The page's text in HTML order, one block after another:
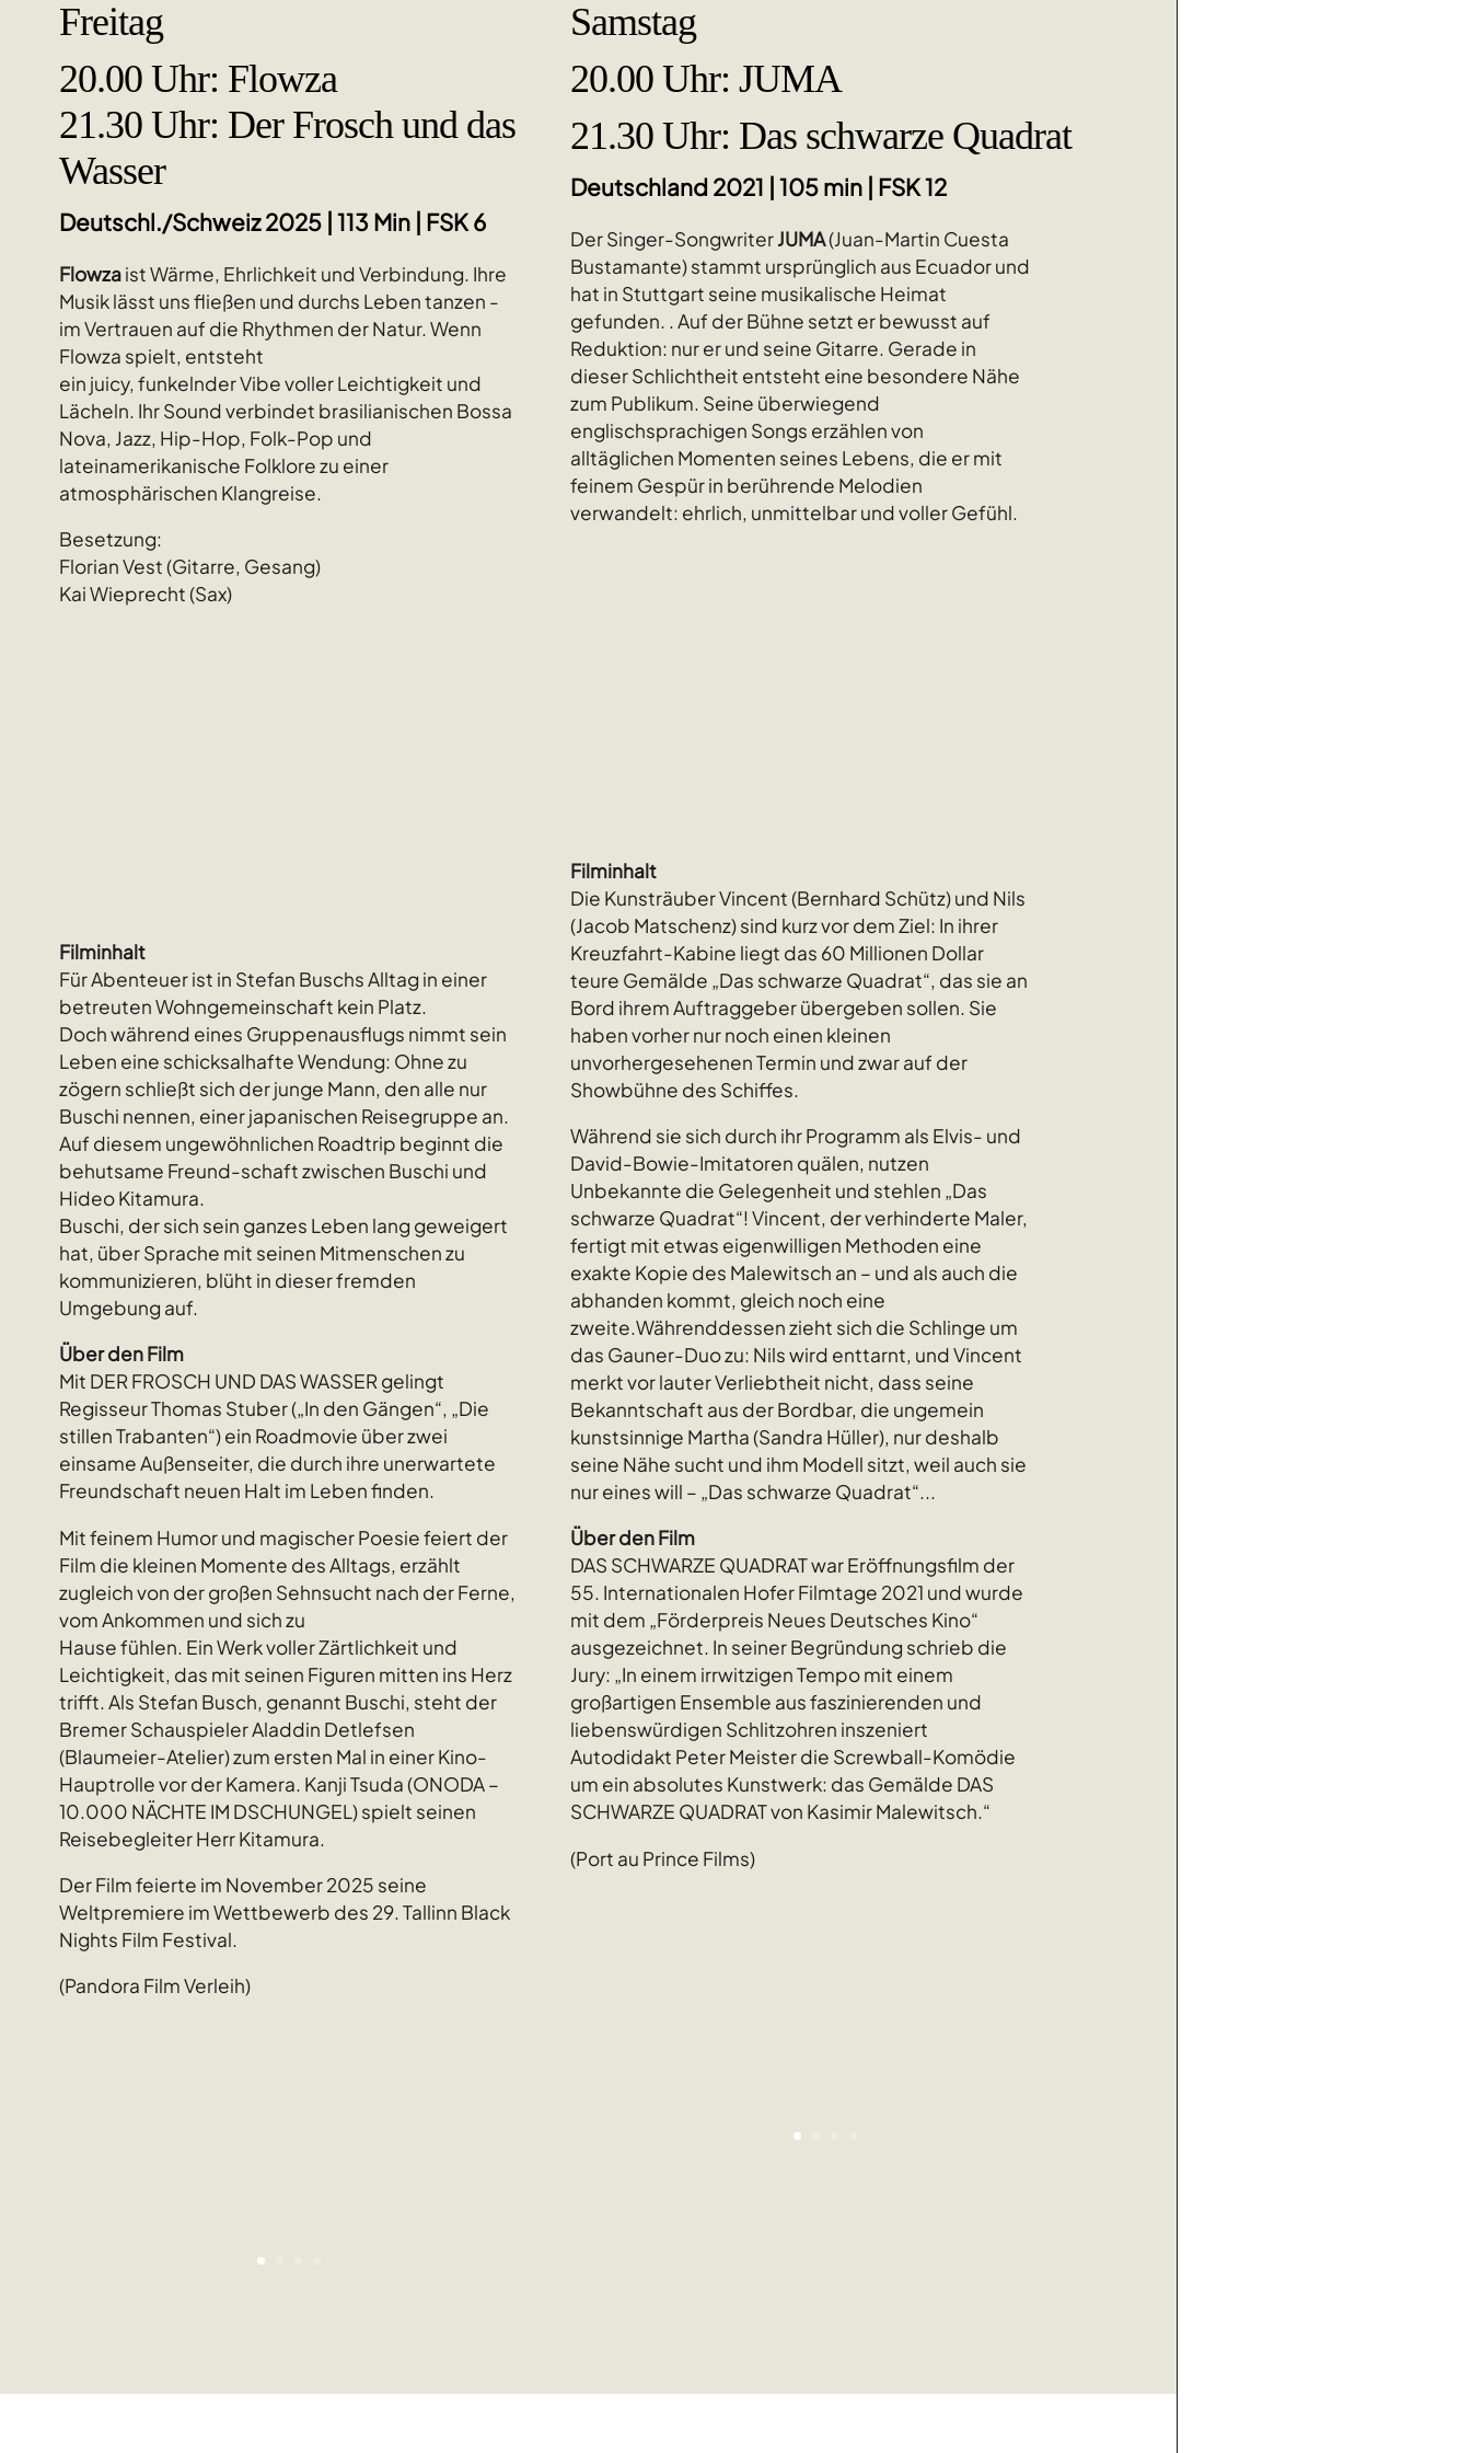
Freitag
20.00 Uhr: Flowza
21.30 Uhr: Der Frosch und das
Wasser
Deutschl./Schweiz 2025 | 113 Min | FSK 6
Flowzaist Wärme, Ehrlichkeit und Verbindung. Ihre
Musik lässt uns fließen und durchs Leben tanzen -
im Vertrauen auf die Rhythmen der Natur. Wenn
Flowza spielt, entsteht
ein juicy, funkelnder Vibe voller Leichtigkeit und
Lächeln. Ihr Sound verbindet brasilianischen Bossa
Nova, Jazz, Hip-Hop, Folk-Pop und
lateinamerikanische Folklore zu einer
atmosphärischen Klangreise.
Besetzung:
Florian Vest (Gitarre, Gesang)
Kai Wieprecht (Sax)
Filminhalt
Für Abenteuer ist in Stefan Buschs Alltag in einer
betreuten Wohngemeinschaft kein Platz.
Doch während eines Gruppenausflugs nimmt sein
Leben eine schicksalhafte Wendung: Ohne zu
zögern schließt sich der junge Mann, den alle nur
Buschi nennen, einer japanischen Reisegruppe an.
Auf diesem ungewöhnlichen Roadtrip beginnt die
behutsame Freund-schaft zwischen Buschi und
Hideo Kitamura.
Buschi, der sich sein ganzes Leben lang geweigert
hat, über Sprache mit seinen Mitmenschen zu
kommunizieren, blüht in dieser fremden
Umgebung auf.
Über den Film
Mit DER FROSCH UND DAS WASSER gelingt
Regisseur Thomas Stuber („In den Gängen“, „Die
stillen Trabanten“) ein Roadmovie über zwei
einsame Außenseiter, die durch ihre unerwartete
Freundschaft neuen Halt im Leben finden.
Mit feinem Humor und magischer Poesie feiert der
Film die kleinen Momente des Alltags, erzählt
zugleich von der großen Sehnsucht nach der Ferne,
vom Ankommen und sich zu
Hause fühlen. Ein Werk voller Zärtlichkeit und
Leichtigkeit, das mit seinen Figuren mitten ins Herz
trifft. Als Stefan Busch, genannt Buschi, steht der
Bremer Schauspieler Aladdin Detlefsen
(Blaumeier-Atelier) zum ersten Mal in einer Kino-
Hauptrolle vor der Kamera. Kanji Tsuda (ONODA –
10.000 NÄCHTE IM DSCHUNGEL) spielt seinen
Reisebegleiter Herr Kitamura.
Der Film feierte im November 2025 seine
Weltpremiere im Wettbewerb des 29. Tallinn Black
Nights Film Festival.
(Pandora Film Verleih)
Samstag
20.00 Uhr: JUMA
21.30 Uhr: Das schwarze Quadrat
Deutschland 2021 | 105 min | FSK 12
Der Singer-SongwriterJUMA(Juan-Martin Cuesta
Bustamante) stammt ursprünglich aus Ecuador und
hat in Stuttgart seine musikalische Heimat
gefunden. . Auf der Bühne setzt er bewusst auf
Reduktion: nur er und seine Gitarre. Gerade in
dieser Schlichtheit entsteht eine besondere Nähe
zum Publikum. Seine überwiegend
englischsprachigen Songs erzählen von
alltäglichen Momenten seines Lebens, die er mit
feinem Gespür in berührende Melodien
verwandelt: ehrlich, unmittelbar und voller Gefühl.
Filminhalt
Die Kunsträuber Vincent (Bernhard Schütz) und Nils
(Jacob Matschenz) sind kurz vor dem Ziel: In ihrer
Kreuzfahrt-Kabine liegt das 60 Millionen Dollar
teure Gemälde „Das schwarze Quadrat“, das sie an
Bord ihrem Auftraggeber übergeben sollen. Sie
haben vorher nur noch einen kleinen
unvorhergesehenen Termin und zwar auf der
Showbühne des Schiffes.
Während sie sich durch ihr Programm als Elvis- und
David-Bowie-Imitatoren quälen, nutzen
Unbekannte die Gelegenheit und stehlen „Das
schwarze Quadrat“! Vincent, der verhinderte Maler,
fertigt mit etwas eigenwilligen Methoden eine
exakte Kopie des Malewitsch an – und als auch die
abhanden kommt, gleich noch eine
zweite.Währenddessen zieht sich die Schlinge um
das Gauner-Duo zu: Nils wird enttarnt, und Vincent
merkt vor lauter Verliebtheit nicht, dass seine
Bekanntschaft aus der Bordbar, die ungemein
kunstsinnige Martha (Sandra Hüller), nur deshalb
seine Nähe sucht und ihm Modell sitzt, weil auch sie
nur eines will – „Das schwarze Quadrat“...
Über den Film
DAS SCHWARZE QUADRAT war Eröffnungsfilm der
55. Internationalen Hofer Filmtage 2021 und wurde
mit dem „Förderpreis Neues Deutsches Kino“
ausgezeichnet. In seiner Begründung schrieb die
Jury: „In einem irrwitzigen Tempo mit einem
großartigen Ensemble aus faszinierenden und
liebenswürdigen Schlitzohren inszeniert
Autodidakt Peter Meister die Screwball-Komödie
um ein absolutes Kunstwerk: das Gemälde DAS
SCHWARZE QUADRAT von Kasimir Malewitsch.“
(Port au Prince Films)